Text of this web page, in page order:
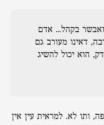
ואבשר בקהל… אדם
דאינו מעורב גם
הוא יכול להשיג
ותו לא. למראית עין אין